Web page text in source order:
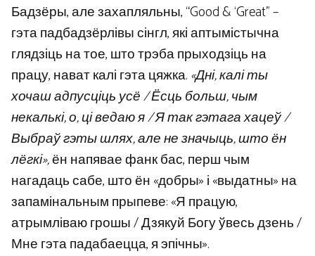
Бадзёры, але захапляльны, “Good & ‘Great” –
гэта падбадзёрлівы сінгл, які аптымістычна
глядзіць на тое, што трэба прыходзіць на
працу, нават калі гэта цяжка.«Дні, калі ты
хочаш адпусціць усё / Ёсць больш, чым
некалькі, о, ці ведаю я / Я так гэтага хацеў /
Выбраў гэты шлях, але не значыць, што ён
лёгкі»,ён напявае фанк бас, перш чым
нагадаць сабе, што ён «добры» і «выдатны» на
запамінальным прыпеве: «Я працую,
атрымліваю грошы / Дзякуй Богу ўвесь дзень /
Мне гэта падабаецца, я эпічны».